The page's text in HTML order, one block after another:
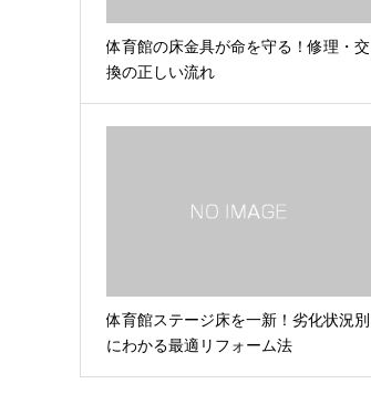
体育館の床金具が命を守る！修理・交
換の正しい流れ
体育館ステージ床を一新！劣化状況別
にわかる最適リフォーム法